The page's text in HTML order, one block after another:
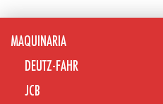
MAQUINARIA
DEUTZ-FAHR
JCB